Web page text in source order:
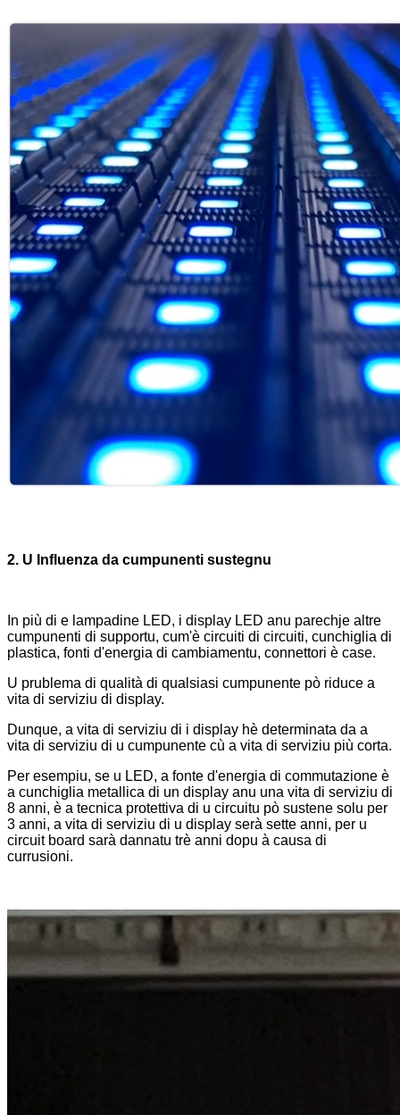
2. U Influenza da cumpunenti sustegnu
In più di e lampadine LED, i display LED anu parechje altre
cumpunenti di supportu, cum'è circuiti di circuiti, cunchiglia di
plastica, fonti d'energia di cambiamentu, connettori è case.
U prublema di qualità di qualsiasi cumpunente pò riduce a
vita di serviziu di display.
Dunque, a vita di serviziu di i display hè determinata da a
vita di serviziu di u cumpunente cù a vita di serviziu più corta.
Per esempiu, se u LED, a fonte d'energia di commutazione è
a cunchiglia metallica di un display anu una vita di serviziu di
8 anni, è a tecnica protettiva di u circuitu pò sustene solu per
3 anni, a vita di serviziu di u display serà sette anni, per u
circuit board sarà dannatu trè anni dopu à causa di
currusioni.